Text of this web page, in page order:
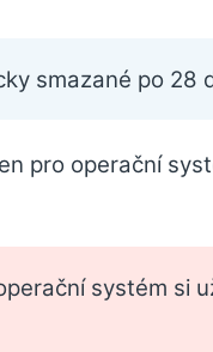
smazané po 28
pro operační
systém si